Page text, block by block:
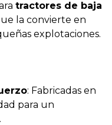
tractores de baja
la convierte en
explotaciones.
: Fabricadas en
para un